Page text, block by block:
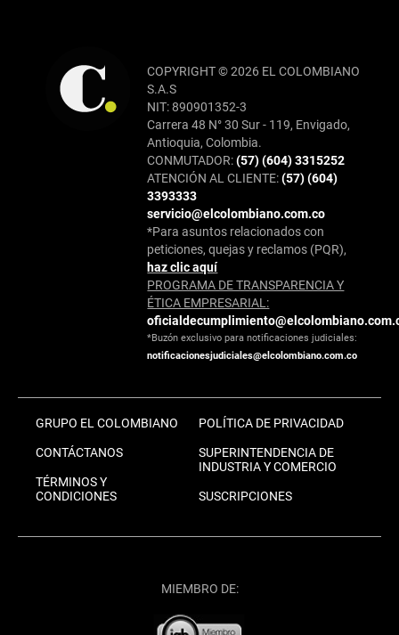
COPYRIGHT © 2026 EL COLOMBIANO
S.A.S
NIT: 890901352-3
Carrera 48 N° 30 Sur - 119, Envigado,
Antioquia, Colombia.
CONMUTADOR:(57) (604) 3315252
ATENCIÓN AL CLIENTE:(57) (604)
3393333
servicio@elcolombiano.com.co
*Para asuntos relacionados con
peticiones, quejas y reclamos (PQR),
haz clic aquí
PROGRAMA DE TRANSPARENCIA Y
ÉTICA EMPRESARIAL:
*Buzón exclusivo para notificaciones judiciales:
notificacionesjudiciales@elcolombiano.com.co
GRUPO EL COLOMBIANO
CONTÁCTANOS
TÉRMINOS Y
CONDICIONES
POLÍTICA DE PRIVACIDAD
SUPERINTENDENCIA DE
INDUSTRIA Y COMERCIO
SUSCRIPCIONES
MIEMBRO DE: